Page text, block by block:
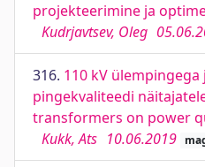
projekteerimine ja
Kudrjavtsev, Oleg
316. 110 kV
pingekvaliteedi
transformers on power
Kukk, Ats 10.06.2019